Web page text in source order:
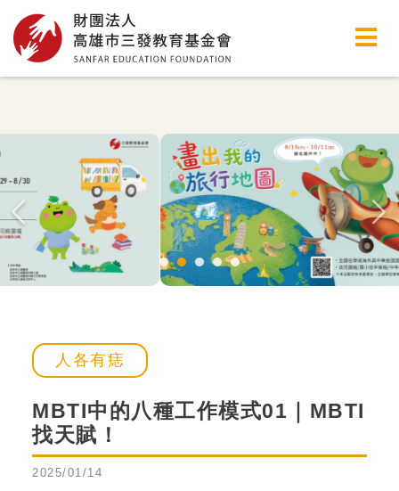
高雄市三發教育基金會
人各有痣
MBTI中的八種工作模式01｜MBTI
找天賦！
2025/01/14